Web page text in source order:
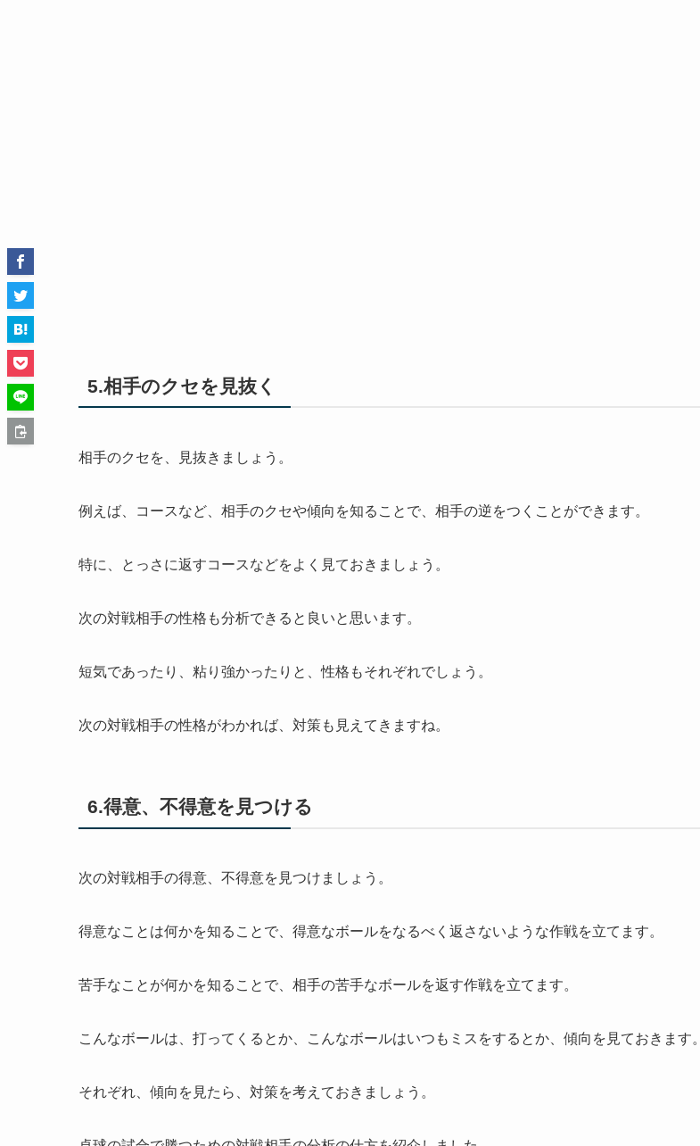
5.相手のクセを見抜く
相手のクセを、見抜きましょう。
例えば、コースなど、相手のクセや傾向を知ることで、相手の逆をつくことができます。
特に、とっさに返すコースなどをよく見ておきましょう。
次の対戦相手の性格も分析できると良いと思います。
短気であったり、粘り強かったりと、性格もそれぞれでしょう。
次の対戦相手の性格がわかれば、対策も見えてきますね。
6.得意、不得意を見つける
次の対戦相手の得意、不得意を見つけましょう。
得意なことは何かを知ることで、得意なボールをなるべく返さないような作戦を立てます。
苦手なことが何かを知ることで、相手の苦手なボールを返す作戦を立てます。
こんなボールは、打ってくるとか、こんなボールはいつもミスをするとか、傾向を見ておきます。
それぞれ、傾向を見たら、対策を考えておきましょう。